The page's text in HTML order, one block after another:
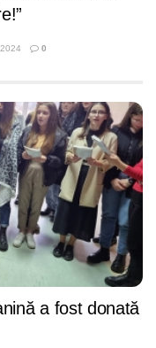
0
a fost donată